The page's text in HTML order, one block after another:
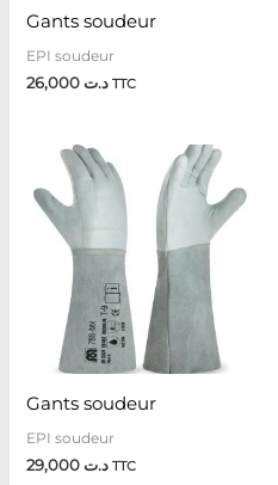
Gants soudeur
EPI soudeur
د.ت26,000 TTC
Gants soudeur
EPI soudeur
د.ت29,000 TTC